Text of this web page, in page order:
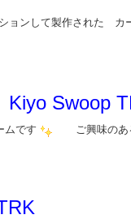
ョンして製作された カ
Kiyo Swoop
ムです
ご興味のあ